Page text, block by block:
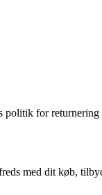
politik for
med dit køb,